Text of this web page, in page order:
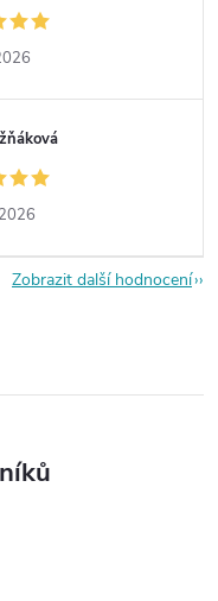
Zobrazit další hodnocení